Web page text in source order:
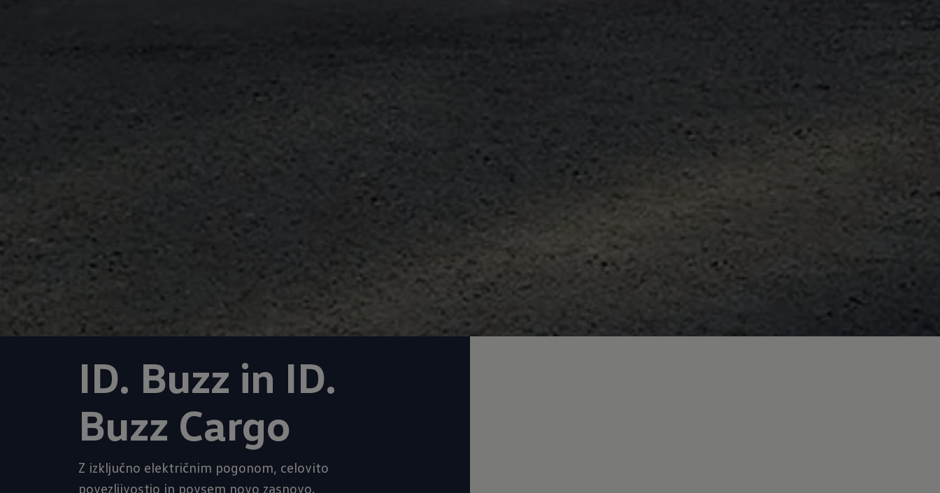
ID. Buzz in ID.
Buzz Cargo
Z izključno električnim pogonom, celovito
povezljivostjo in povsem novo zasnovo.